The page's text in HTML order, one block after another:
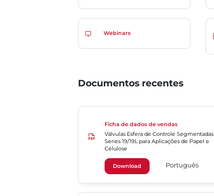
Webinars
Documentos recentes
Ficha de dados de vendas
Válvulas Esfera de Controle Segmentadas
Series 19/19L para Aplicações de Papel e
Celulose
Download Português